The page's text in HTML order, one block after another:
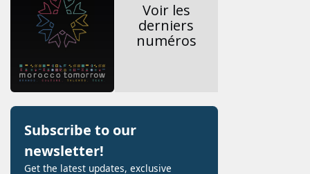
Voir les
derniers
numéros